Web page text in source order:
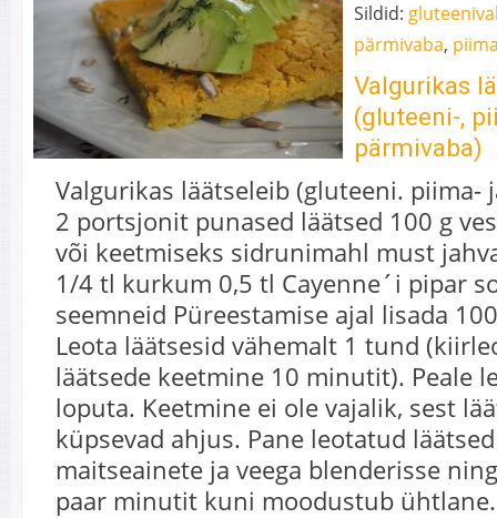
Sildid:
pärmivaba,
Valgurikas
(gluteeni-,
pärmivaba)
Valgurikas läätseleib (gluteeni. piima-
2 portsjonit punased läätsed 100 g
või keetmiseks sidrunimahl must
1/4 tl kurkum 0,5 tl Cayenne´i pipar
seemneid Püreestamise ajal lisada
Leota läätsesid vähemalt 1 tund
läätsede keetmine 10 minutit). Peale
loputa. Keetmine ei ole vajalik, sest
küpsevad ahjus. Pane leotatud
maitseainete ja veega blenderisse
paar minutit kuni moodustub